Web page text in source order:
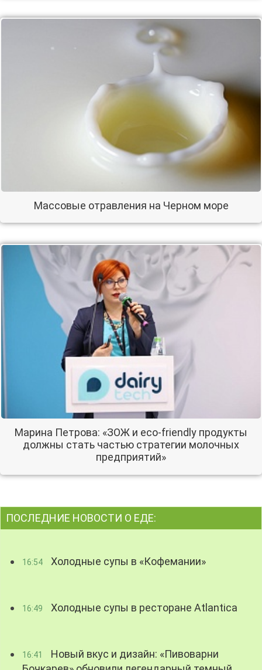
Массовые отравления на Черном море
Марина Петрова: «ЗОЖ и eco-friendly продукты
должны стать частью стратегии молочных
предприятий»
ПОСЛЕДНИЕ НОВОСТИ О ЕДЕ:
16:54 Холодные супы в «Кофемании»
16:49 Холодные супы в ресторане Atlantica
16:41
Новый вкус и дизайн: «Пивоварни